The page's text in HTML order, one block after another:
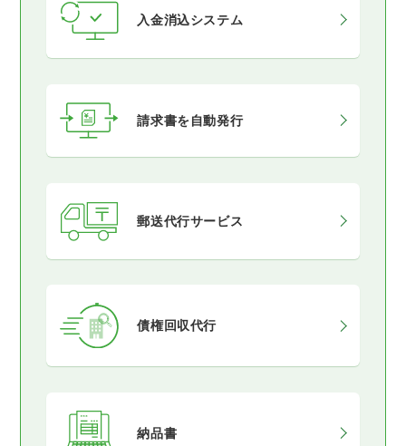
入金消込システム
請求書を自動発行
郵送代行サービス
債権回収代行
納品書